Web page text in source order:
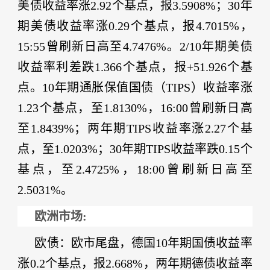
美债收益率涨2.92个基点，报3.5908%；30年
期美债收益率涨0.29个基点，报4.7015%，
15:55曾刷新日高至4.7476%。2/10年期美债
收益率利差跌1.366个基点，报+51.926个基
点。10年期通胀保值国债（TIPS）收益率涨
1.23个基点，至1.8130%，16:00曾刷新日高
至1.8439%；两年期TIPS收益率涨2.27个基
点，至1.0203%；30年期TIPS收益率跌0.15个
基点，至2.4725%，18:00曾刷新日高至
2.5031%。
欧洲市场:
欧债：欧市尾盘，德国 10年期国债收益率
涨0.2个基点，报2.668%，两年期德债收益率